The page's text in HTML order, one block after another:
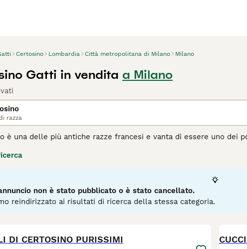
Certosino Lombardia Città metropolitana di Milano Milano
Gatti in vendita a Milano
razza
è una delle più antiche razze francesi e vanta di essere uno dei
risaputo che formano forti legami con le loro famiglie, in più nel
pagina di consigli sul Certosino per informazioni su questa
non è stato pubblicato o è stato cancellato.
reindirizzato ai risultati di ricerca della stessa categoria.
DI CERTOSINO PURISSIMI